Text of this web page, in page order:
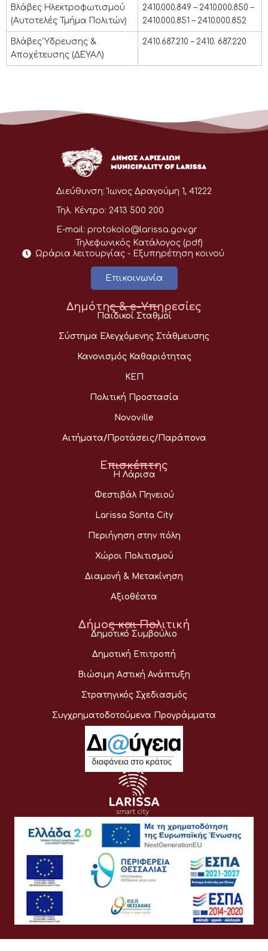
Βλάβες Ηλεκτροφωτισμού
(Αυτοτελές Τμήμα Πολιτών)
2410.000.849 – 2410.000.850 –
2410.000.851 – 2410.000.852
Βλάβες Ύδρευσης &
Αποχέτευσης (ΔΕΥΑΛ)
2410.687.210 – 2410. 687.220
Διεύθυνση: Ίωνος Δραγούμη 1, 41222
Τηλ. Κέντρο: 2413 500 200
E-mail: protokolo@larissa.gov.gr
Τηλεφωνικός Κατάλογος (pdf)
Ωράρια λειτουργίας - Eξυπηρέτηση κοινού
Επικοινωνία
Δημότης & e-Υπηρεσίες
Παιδικοί Σταθμοί
Σύστημα Ελεγχόμενης Στάθμευσης
Κανονισμός Καθαριότητας
ΚΕΠ
Πολιτική Προστασία
Novoville
Αιτήματα/Προτάσεις/Παράπονα
Επισκέπτης
Η Λάρισα
Φεστιβάλ Πηνειού
Larissa Santa City
Περιήγηση στην πόλη
Χώροι Πολιτισμού
Διαμονή & Μετακίνηση
Αξιοθέατα
Δήμος και Πολιτική
Δημοτικό Συμβούλιο
Δημοτική Επιτροπή
Βιώσιμη Αστική Ανάπτυξη
Στρατηγικός Σχεδιασμός
Συγχρηματοδοτούμενα Προγράμματα